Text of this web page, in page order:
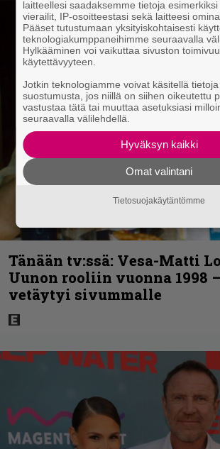
Tänään tv:ssä: Vesa-Matti
Uunon rooliin vuonna 1998
vetäytyi sivummalle
laitteellesi saadaksemme tietoja
vierailit, IP-osoitteestasi sekä laitteesi
Pääset tutustumaan yksityiskohtaisesti
teknologiakumppaneihimme seuraavalla
Hylkääminen voi vaikuttaa sivuston
käytettävyyteen.
Jotkin teknologiamme voivat käsitellä
suostumusta, jos niillä on siihen oikeutettu
vastustaa tätä tai muuttaa asetuksiasi
seuraavalla välilehdellä.
Hyväksyn kaikki
Omat valintani
Tietosuojakäytäntömme